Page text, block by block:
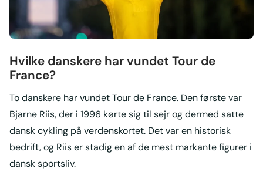
Hvilke danskere har vundet Tour de
France?
To danskere har vundet Tour de France. Den første var
Bjarne Riis, der i 1996 kørte sig til sejr og dermed satte
dansk cykling på verdenskortet. Det var en historisk
bedrift, og Riis er stadig en af de mest markante figurer i
dansk sportsliv.